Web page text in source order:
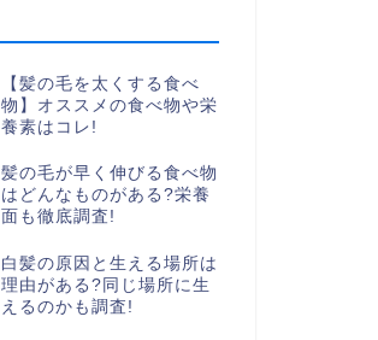
【髪の毛を太くする食べ
物】オススメの食べ物や栄
養素はコレ!
髪の毛が早く伸びる食べ物
はどんなものがある?栄養
面も徹底調査!
白髪の原因と生える場所は
理由がある?同じ場所に生
えるのかも調査!